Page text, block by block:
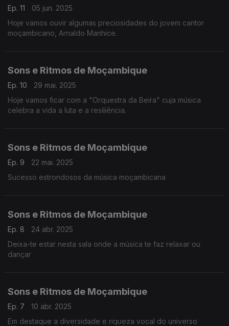
Ep. 11
05 jun. 2025
Hoje vamos ouvir algumas preciosidades do jovem cantor
moçambicano, Arnaldo Manhice.
Sons e Ritmos de Moçambique
Ep. 10
29 mai. 2025
Hoje vamos ficar com a "Orquestra da Beira" cuja música
celebra a vida a luta e a resiliência.
Sons e Ritmos de Moçambique
Ep. 9
22 mai. 2025
Sucesso estrondosos da música moçambicana
Sons e Ritmos de Moçambique
Ep. 8
24 abr. 2025
Deixa-te estar nesta sala onde a música te faz relaxar ou
dançar
Sons e Ritmos de Moçambique
Ep. 7
10 abr. 2025
Em destaque a diversidade e riqueza vocal do universo